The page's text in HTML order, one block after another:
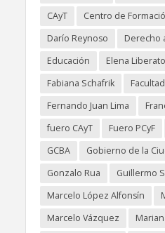
CAyT
Centro de
Darío Reynoso
Derecho
Educación
Elena
Fabiana Schafrik
Fernando Juan Lima
fuero CAyT
Fuero PCyF
GCBA
Gobierno de la
Gonzalo Rua
Guillermo
Marcelo López Alfonsín
Marcelo Vázquez